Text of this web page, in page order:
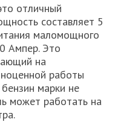
отличный
составляет 5
маломощного
Ампер. Это
на
работы
марки не
может работать на